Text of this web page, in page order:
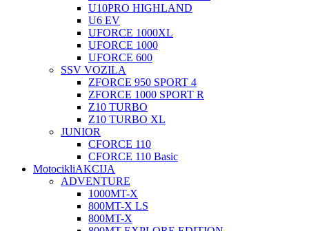
U10PRO HIGHLAND
U6 EV
UFORCE 1000XL
UFORCE 1000
UFORCE 600
SSV VOZILA
ZFORCE 950 SPORT 4
ZFORCE 1000 SPORT R
Z10 TURBO
Z10 TURBO XL
JUNIOR
CFORCE 110
CFORCE 110 Basic
MotocikliAKCIJA
ADVENTURE
1000MT-X
800MT-X LS
800MT-X